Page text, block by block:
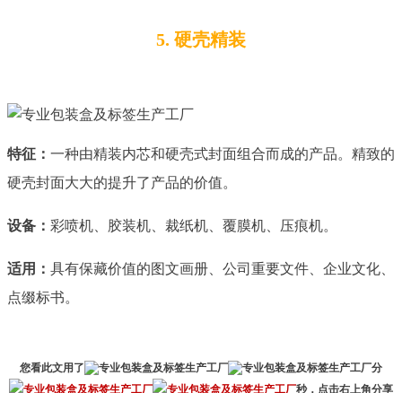
5. 硬壳精装
特征： 一种由精装内芯和硬壳式封面组合而成的产品。精致的
硬壳封面大大的提升了产品的价值。
设备： 彩喷机、胶装机、裁纸机、覆膜机、压痕机。
适用： 具有保藏价值的图文画册、公司重要文件、企业文化、
点缀标书。
您看此文用了
分
秒，点击右上角分享